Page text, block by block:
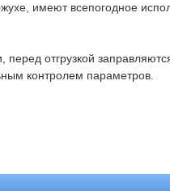
имеют всепогодное
перед отгрузкой
контролем параметров.